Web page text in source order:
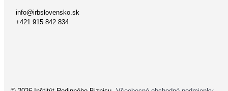
info@irbslovensko.sk
+421 915 842 834